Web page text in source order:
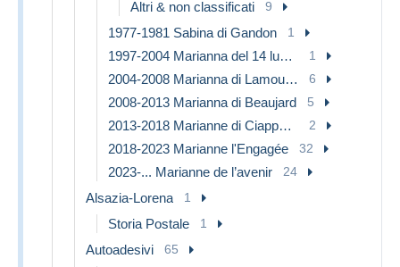
Altri & non classificati 9
1977-1981 Sabina di Gandon 1
1997-2004 Marianna del 14 luglio 1
2004-2008 Marianna di Lamouche 6
2008-2013 Marianna di Beaujard 5
2013-2018 Marianne di Ciappa-Kawena 2
2018-2023 Marianne l'Engagée 32
2023-... Marianne de l’avenir 24
Alsazia-Lorena 1
Storia Postale 1
Autoadesivi 65